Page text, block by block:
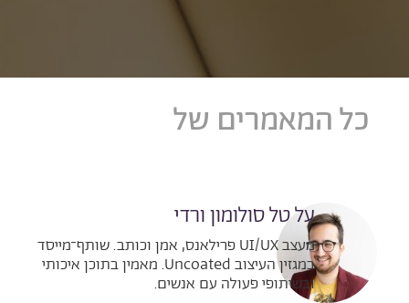
כל המאמרים של
על טל סולומון ורדי
מעצב UI/UX פרילאנס, אמן וכותב. שותף־מייסד
במגזין העיצוב Uncoated. מאמין בתוכן איכותי
ובשיתופי פעולה עם אנשים.